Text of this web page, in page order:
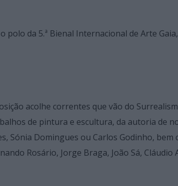
da 5.ª Bienal Internacional de Arte
acolhe correntes que vão do
de pintura e escultura, da autoria de
Sónia Domingues ou Carlos Godinho, bem
Rosário, Jorge Braga, João Sá, Cláudio